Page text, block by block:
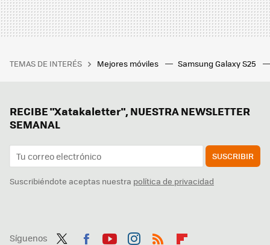
TEMAS DE INTERÉS Mejores móviles Samsung Galaxy S25
RECIBE "Xatakaletter", NUESTRA NEWSLETTER
SEMANAL
SUSCRIBIR
Suscribiéndote aceptas nuestra política de privacidad
Síguenos